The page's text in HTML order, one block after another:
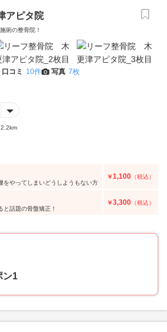
アピタ院
術の整骨院！
口コミ 10件 写真 7枚
やってしまいどうしようもない方
￥1,100 （税込）
話題の骨盤矯正！
￥3,300 （税込）
ン1